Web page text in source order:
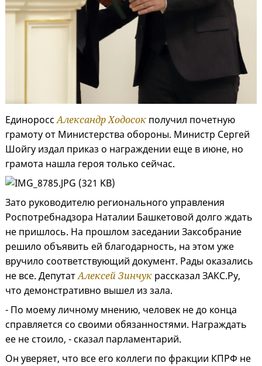
ЕдинороссАлександр Ходосок получил почетную
грамоту от Министерства обороны. Министр Сергей
Шойгу издал приказ о награждении еще в июне, но
грамота нашла героя только сейчас.
Зато руководителю регионального управления
Роспотребнадзора Наталии Башкетовой долго ждать
не пришлось. На прошлом заседании Заксобрание
решило объявить ей благодарность, на этом уже
вручило соответствующий документ. Рады оказались
не все. ДепутатАлексей Зинчук рассказал ЗАКС.Ру,
что демонстративно вышел из зала.
- По моему личному мнению, человек не до конца
справляется со своими обязанностями. Награждать
ее не стоило, - сказал парламентарий.
Он уверяет, что все его коллеги по фракции КПРФ не